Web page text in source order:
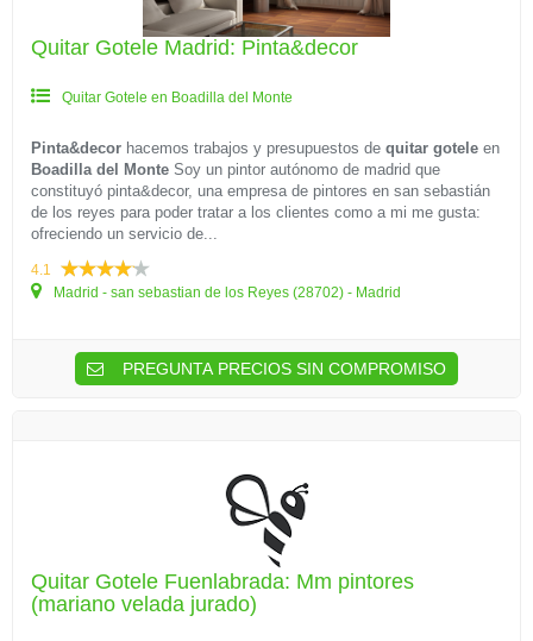
Quitar Gotele Madrid: Pinta&decor
Quitar Gotele en Boadilla del Monte
Pinta&decor hacemos trabajos y presupuestos de quitar gotele en
Boadilla del Monte Soy un pintor autónomo de madrid que
constituyó pinta&decor, una empresa de pintores en san sebastián
de los reyes para poder tratar a los clientes como a mi me gusta:
ofreciendo un servicio de...
4.1
Madrid - san sebastian de los Reyes (28702) - Madrid
PREGUNTA PRECIOS SIN COMPROMISO
Quitar Gotele Fuenlabrada: Mm pintores
(mariano velada jurado)